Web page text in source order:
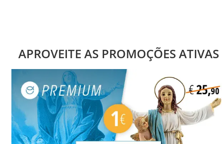
APROVEITE AS PROMOÇÕES ATIVAS